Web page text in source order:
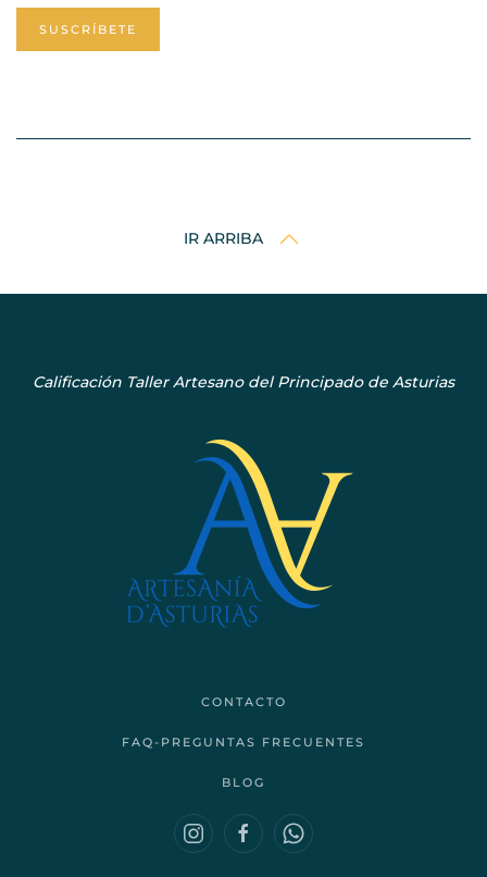
SUSCRÍBETE
IR ARRIBA
Calificación Taller Artesano del Principado de Asturias
CONTACTO
FAQ-PREGUNTAS FRECUENTES
BLOG